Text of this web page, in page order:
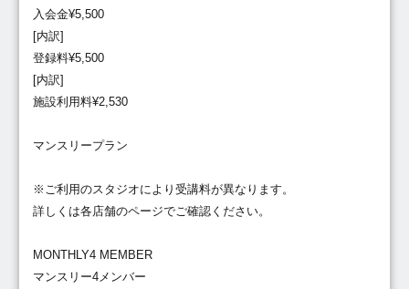
入会金¥5,500
[内訳]
登録料¥5,500
[内訳]
施設利用料¥2,530
マンスリープラン
※ご利用のスタジオにより受講料が異なります。
詳しくは各店舗のページでご確認ください。
MONTHLY4 MEMBER
マンスリー4メンバー